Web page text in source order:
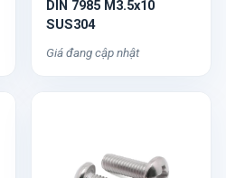
DIN 7985 M3.5x10
SUS304
Giá đang cập nhật